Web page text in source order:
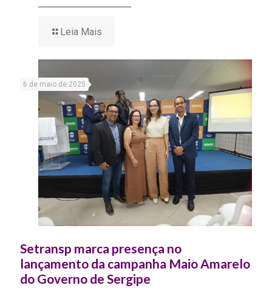
Leia Mais
6 de maio de 2025
Setransp marca presença no
lançamento da campanha Maio Amarelo
do Governo de Sergipe